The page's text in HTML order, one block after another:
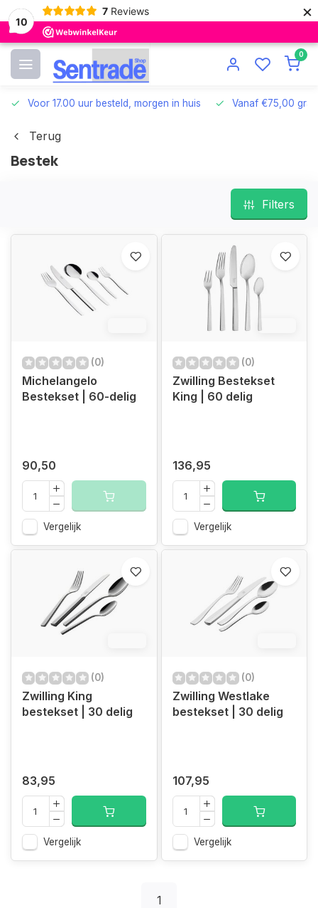
10
7 Reviews ×
0
Voor 17.00 uur besteld, morgen in huis Vanaf €75,00
Terug
Bestek
Filters
(0)
Michelangelo
Bestekset | 60-delig
90,50
Vergelijk
(0)
Zwilling Bestekset
King | 60 delig
136,95
Vergelijk
(0)
Zwilling King
bestekset | 30 delig
83,95
Vergelijk
(0)
Zwilling Westlake
bestekset | 30 delig
107,95
Vergelijk
1